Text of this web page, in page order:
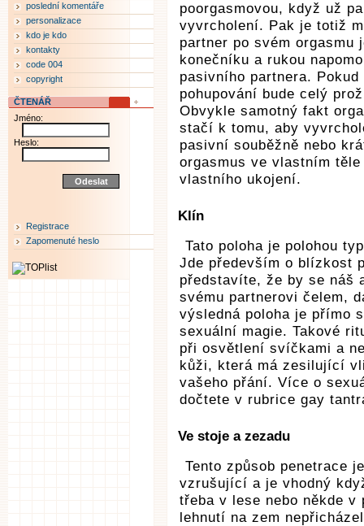
poorgasmovou, když už
vyvrcholení. Pak je totiž
partner po svém orgasmu
konečníku a rukou
pasivního partnera.
pohupování bude celý
Obvykle samotný fakt
stačí k tomu, aby
pasivní souběžně nebo
orgasmus ve vlastním
vlastního ukojení.
Klín
Tato poloha je polohou
Jde především o blízkost
představíte, že by se náš
svému partnerovi čelem,
výsledná poloha je přímo
sexuální magie. Takové
při osvětlení svíčkami a
kůži, která má zesilující
vašeho přání. Více o
dočtete v rubrice gay
Ve stoje a zezadu
Tento způsob penetrace
vzrušující a je vhodný
třeba v lese nebo někde v
lehnutí na zem
poslední komentáře
personalizace
kdo je kdo
kontakty
code 004
copyright
ČTENÁŘ
Jméno:
Heslo:
Registrace
Zapomenuté heslo